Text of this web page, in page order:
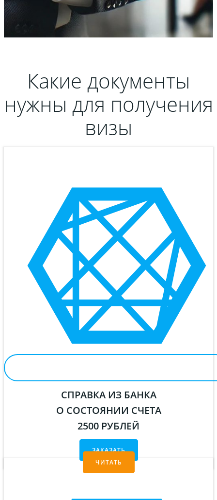
Какие документы
нужны для получения
визы
СПРАВКА ИЗ БАНКА
О СОСТОЯНИИ СЧЕТА
2500 РУБЛЕЙ
ЗАКАЗАТЬ
ЧИТАТЬ